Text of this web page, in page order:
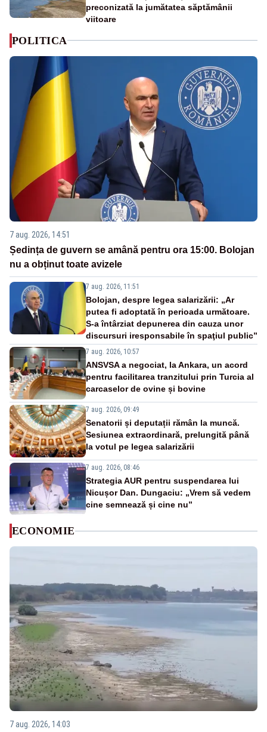
preconizată la jumătatea săptămânii
viitoare
POLITICA
7 aug. 2026, 14:51
Ședința de guvern se amână pentru ora 15:00. Bolojan
nu a obținut toate avizele
7 aug. 2026, 11:51
Bolojan, despre legea salarizării: „Ar
putea fi adoptată în perioada următoare.
S-a întârziat depunerea din cauza unor
discursuri iresponsabile în spaţiul public”
7 aug. 2026, 10:57
ANSVSA a negociat, la Ankara, un acord
pentru facilitarea tranzitului prin Turcia al
carcaselor de ovine și bovine
7 aug. 2026, 09:49
Senatorii și deputații rămân la muncă.
Sesiunea extraordinară, prelungită până
la votul pe legea salarizării
7 aug. 2026, 08:46
Strategia AUR pentru suspendarea lui
Nicușor Dan. Dungaciu: „Vrem să vedem
cine semnează și cine nu”
ECONOMIE
7 aug. 2026, 14:03